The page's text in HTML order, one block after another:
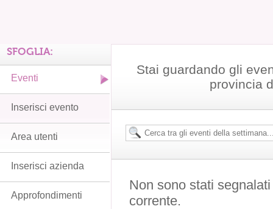
Stai guardando gli
provincia
Non sono stati
corrente.
SFOGLIA:
Eventi
Inserisci evento
Area utenti
Inserisci azienda
Approfondimenti